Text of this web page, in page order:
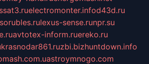
electromonter.infod43d.ru
lexus-sense.runpr.su
avtotex-inform.ruereko.ru
krasnodar861.ruzbi.bizhuntdown.info
stroymnogo.com